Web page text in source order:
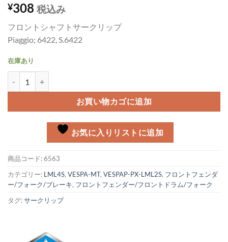
¥308 税込み
フロントシャフトサークリップ
Piaggio; 6422, S.6422
在庫あり
お買い物カゴに追加
お気に入りリストに追加
商品コード:6563
カテゴリー: LML4S, VESPA-MT, VESPAP-PX-LML2S, フロントフェンダ
ー/フォーク/ブレーキ, フロントフェンダー/フロントドラム/フォーク
タグ:サークリップ